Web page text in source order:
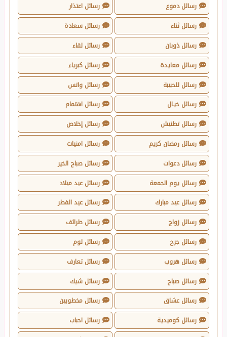
رسائل دموع
رسائل اعتذار
رسائل ثناء
رسائل سعادة
رسائل ذوبان
رسائل لقاء
رسائل معايدة
رسائل كبرياء
رسائل للحبيبة
رسائل واتس
رسائل خيـال
رسائل اهتمام
رسائل تطنيش
رسائل إخلاص
رسائل رمضان كريم
رسائل امنيات
رسائل دعوات
رسائل صباح الخير
رسائل يوم الجمعة
رسائل عيد ميلاد
رسائل عيد مبارك
رسائل عيد الفطر
رسائل زواج
رسائل طرائف
رسائل جرح
رسائل لوم
رسائل هروب
رسائل تعارف
رسائل صباح
رسائل شيك
رسائل عشاق
رسائل مخطوبين
رسائل كوميدية
رسائل احباب